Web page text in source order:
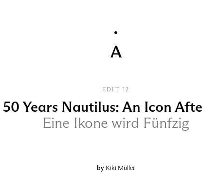
EDIT 12
50 Years Nautilus: An Icon
Eine Ikone wird Fünfzig
by Kiki Müller